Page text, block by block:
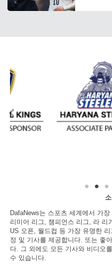
DafaNews는 스포츠 세계에서 가
리미어 리그, 챔피언스 리그, 라 리
US 오픈, 월드컵 등 가장 유명한
정 및 기사를 제공합니다. 또는 좋
다. 그 외에도 모든 기사와 비디오
수 있습니다.